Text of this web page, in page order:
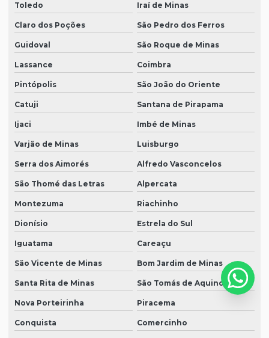
Toledo Iraí de Minas
Claro dos Poções São Pedro dos Ferros
Guidoval São Roque de Minas
Lassance Coimbra
Pintópolis São João do Oriente
Catuji Santana de Pirapama
Ijaci Imbé de Minas
Varjão de Minas Luisburgo
Serra dos Aimorés Alfredo Vasconcelos
São Thomé das Letras Alpercata
Montezuma Riachinho
Dionísio Estrela do Sul
Iguatama Careaçu
São Vicente de Minas Bom Jardim de Minas
Santa Rita de Minas São Tomás de Aquino
Nova Porteirinha Piracema
Conquista Comercinho